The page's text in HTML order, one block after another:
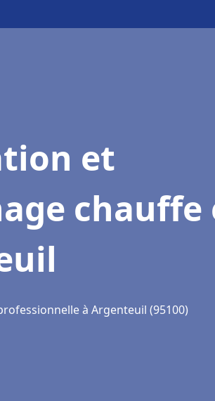
et
chauffe
à Argenteuil (95100)